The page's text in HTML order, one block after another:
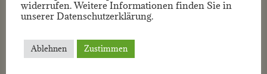
begleiten wir Sie bei Besichtigungsterminen oder nehmen
Termine ohne sie wahr, wenn Ihnen das lieber ist.
Nach Absprache mit Ihnen führen wir die
Kaufverhandlungen durch und erstellen entsprechende
widerrufen. Weitere Informationen finden Sie in
unserer Datenschutzerklärung.
Ablehnen Zustimmen